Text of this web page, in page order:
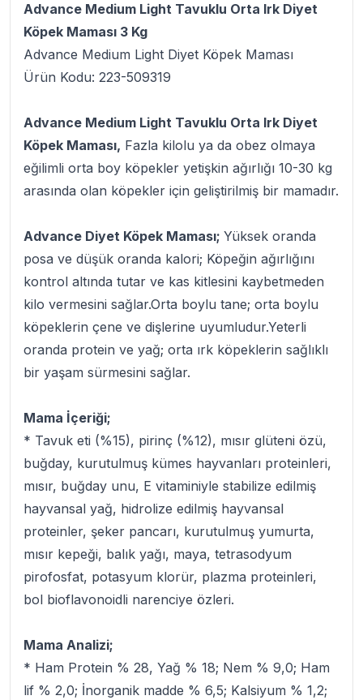
Advance Medium Light Tavuklu Orta Irk Diyet
Köpek Maması 3 Kg
Advance Medium Light Diyet Köpek Maması
Ürün Kodu: 223-509319
Advance Medium Light Tavuklu Orta Irk Diyet
Köpek Maması, Fazla kilolu ya da obez olmaya
eğilimli orta boy köpekler yetişkin ağırlığı 10-30 kg
arasında olan köpekler için geliştirilmiş bir mamadır.
Advance Diyet Köpek Maması; Yüksek oranda
posa ve düşük oranda kalori; Köpeğin ağırlığını
kontrol altında tutar ve kas kitlesini kaybetmeden
kilo vermesini sağlar.Orta boylu tane; orta boylu
köpeklerin çene ve dişlerine uyumludur.Yeterli
oranda protein ve yağ; orta ırk köpeklerin sağlıklı
bir yaşam sürmesini sağlar.
Mama İçeriği;
* Tavuk eti (%15), pirinç (%12), mısır glüteni özü,
buğday, kurutulmuş kümes hayvanları proteinleri,
mısır, buğday unu, E vitaminiyle stabilize edilmiş
hayvansal yağ, hidrolize edilmiş hayvansal
proteinler, şeker pancarı, kurutulmuş yumurta,
mısır kepeği, balık yağı, maya, tetrasodyum
pirofosfat, potasyum klorür, plazma proteinleri,
bol bioflavonoidli narenciye özleri.
Mama Analizi;
* Ham Protein % 28, Yağ % 18; Nem % 9,0; Ham
lif % 2,0; İnorganik madde % 6,5; Kalsiyum % 1,2;